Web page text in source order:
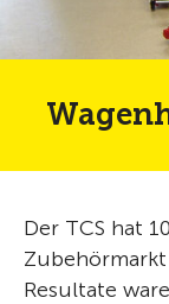
Der TCS hat
Resultate